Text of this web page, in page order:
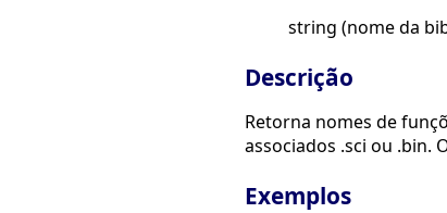
string (nome da
Descrição
Retorna nomes de
associados .sci ou .bin.
Exemplos